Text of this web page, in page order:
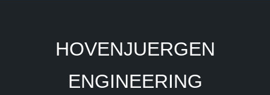
HOVENJUERGEN
ENGINEERING